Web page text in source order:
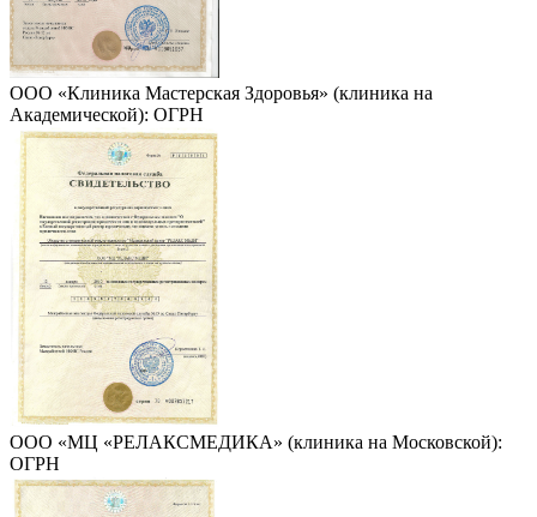
ООО «Клиника Мастерская Здоровья» (клиника на
Академической): ОГРН
ООО «МЦ «РЕЛАКСМЕДИКА» (клиника на Московской):
ОГРН